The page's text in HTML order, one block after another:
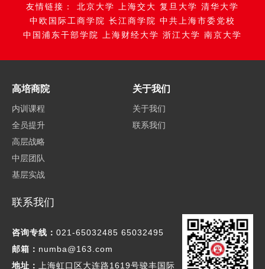
友情链接： 北京大学 上海交大 复旦大学 清华大学
中欧国际工商学院 长江商学院 中共上海市委党校
中国浦东干部学院
上海财经大学 浙江大学 南京大学
高培商院
内训课程
全员提升
高层战略
中层团队
基层实战
关于我们
关于我们
联系我们
联系我们
咨询专线： 021-65032485 65032495
邮箱： numba@163.com
地址： 上海虹口区大连路1619号骏丰国际